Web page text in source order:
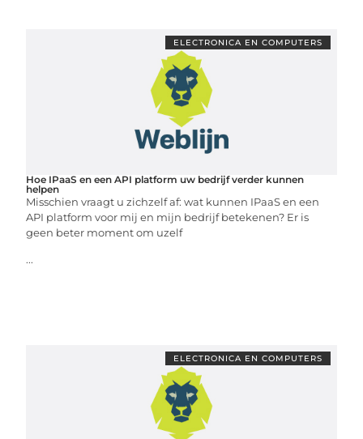
ELECTRONICA EN COMPUTERS
Hoe IPaaS en een API platform uw bedrijf verder kunnen
helpen
Misschien vraagt u zichzelf af: wat kunnen IPaaS en een
API platform voor mij en mijn bedrijf betekenen? Er is
geen beter moment om uzelf
...
ELECTRONICA EN COMPUTERS